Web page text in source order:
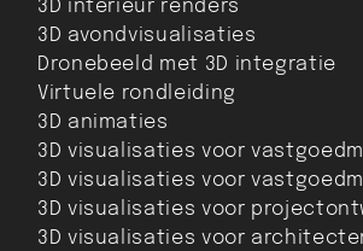
3D interieur renders
3D avondvisualisaties
Dronebeeld met 3D integratie
Virtuele rondleiding
3D animaties
3D visualisaties voor
3D visualisaties voor
3D visualisaties voor
3D visualisaties voor